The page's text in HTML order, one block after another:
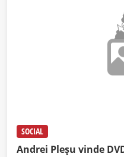
SOCIAL
Andrei Pleşu vinde